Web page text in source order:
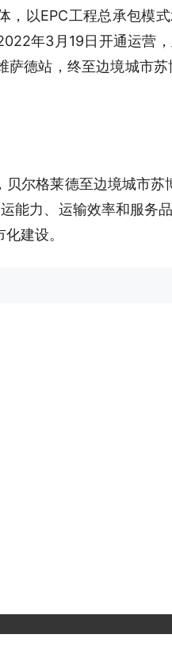
，以EPC工程总承包模
年3月19日开通运营
德站，终至边境城市苏
尔格莱德至边境城市
能力、运输效率和服务
建设。